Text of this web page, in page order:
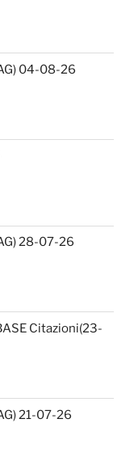
04-08-26
28-07-26
Citazioni(23-
21-07-26